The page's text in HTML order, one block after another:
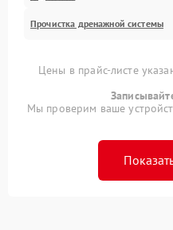
Прочистка дренажной системы
Цены в прайс-листе
Мы проверим ваше